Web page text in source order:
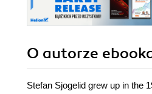
O autorze
Stefan Sjogelid grew up in the